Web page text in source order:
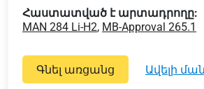
Հաստատված է արտադրողը:
MAN 284 Li-H2, MB-Approval 265.1
Գնել առցանց ավելի